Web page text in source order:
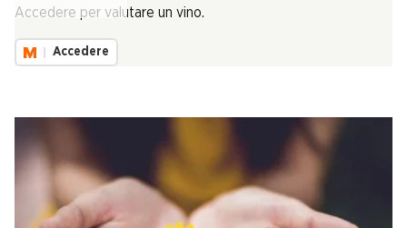
Accedere per valutare un vino.
Accedere